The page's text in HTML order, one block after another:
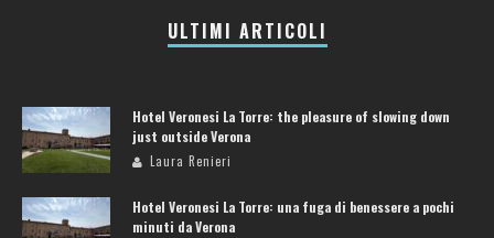
ULTIMI ARTICOLI
Hotel Veronesi La Torre: the pleasure of slowing down
just outside Verona
Laura Renieri
Hotel Veronesi La Torre: una fuga di benessere a pochi
minuti da Verona